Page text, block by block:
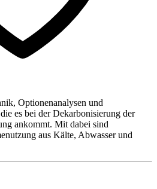
Optionenanalysen und
es bei der Dekarbonisierung der
ankommt. Mit dabei sind
aus Kälte, Abwasser und